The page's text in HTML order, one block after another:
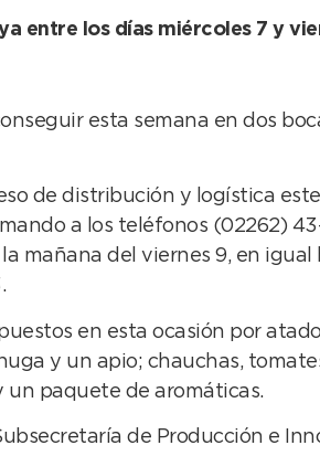
entre los días miércoles 7 y
esta semana en dos
de distribución y logística
a los teléfonos (02262)
mañana del viernes 9, en igual
en esta ocasión por
y un apio; chauchas,
un paquete de aromáticas.
de Producción e